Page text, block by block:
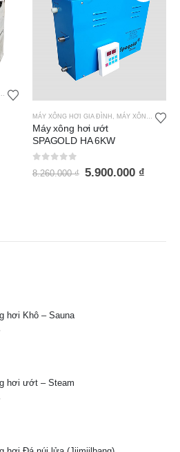
MÁY XÔNG HƠI GIA ĐÌNH , MÁY XÔNG HƠI ƯỚT SPAGOLD
Máy xông hơi ướt
SPAGOLD HA 6KW
out of 5
8.260.000₫ 5.900.000 ₫
hơi Khô – Sauna
hơi ướt – Steam